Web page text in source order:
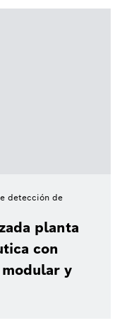
detección de
planta
con
y